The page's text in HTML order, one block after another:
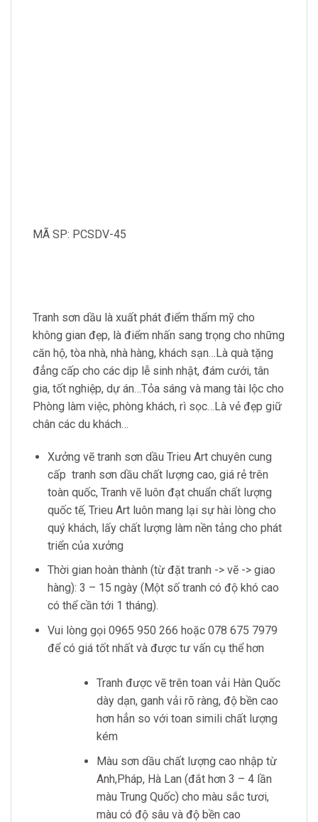
MÃ SP: PCSDV-45
Tranh sơn dầu là xuất phát điểm thẩm mỹ cho
không gian đẹp, là điểm nhấn sang trọng cho những
căn hộ, tòa nhà, nhà hàng, khách sạn…Là quà tặng
đẳng cấp cho các dịp lễ sinh nhật, đám cưới, tân
gia, tốt nghiệp, dự án…Tỏa sáng và mang tài lộc cho
Phòng làm việc, phòng khách, rì sọc…Là vẻ đẹp giữ
chân các du khách…
Xưởng vẽ tranh sơn dầu Trieu Art chuyên cung
cấp tranh sơn dầu chất lượng cao, giá rẻ trên
toàn quốc, Tranh vẽ luôn đạt chuẩn chất lượng
quốc tế, Trieu Art luôn mang lại sự hài lòng cho
quý khách, lấy chất lượng làm nền tảng cho phát
triển của xưởng
Thời gian hoàn thành (từ đặt tranh -> vẽ -> giao
hàng): 3 – 15 ngày (Một số tranh có độ khó cao
có thể cần tới 1 tháng).
Vui lòng gọi 0965 950 266 hoặc 078 675 7979
để có giá tốt nhất và được tư vấn cụ thể hơn
Tranh được vẽ trên toan vải Hàn Quốc
dày dạn, ganh vải rõ ràng, độ bền cao
hơn hẳn so với toan simili chất lượng
kém
Màu sơn dầu chất lượng cao nhập từ
Anh,Pháp, Hà Lan (đắt hơn 3 – 4 lần
màu Trung Quốc) cho màu sắc tươi,
màu có độ sâu và độ bền cao